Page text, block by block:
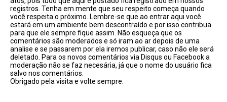
registros. Tenha em mente que seu respeito começa quando
você respeita o próximo. Lembre-se que ao entrar aqui você
estará em um ambiente bem descontraído e por isso contribua
para que ele sempre fique assim. Não esqueça que os
comentários são moderados e só iram ao ar depois de uma
analise e se passarem por ela iremos publicar, caso não ele será
deletado. Para os novos comentários via Disqus ou Facebook a
moderação não se faz necesária, já que o nome do usuário fica
salvo nos comentários.
Obrigado pela visita e volte sempre.